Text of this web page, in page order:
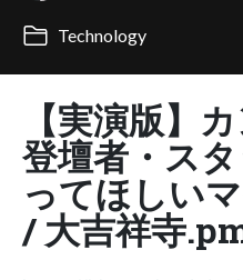
Technology
【実演版】
登壇者・ス
ってほしい
/ 大吉祥寺